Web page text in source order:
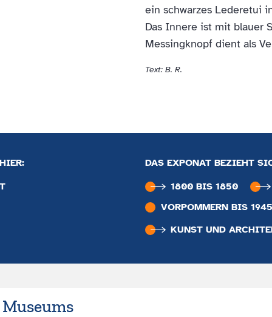
ein schwarzes Lederetui
Das Innere ist mit blauer
Messingknopf dient als
Text: B. R.
DAS EXPONAT BEZIEHT
1800 BIS 1850
VORPOMMERN BIS 1945
KUNST UND